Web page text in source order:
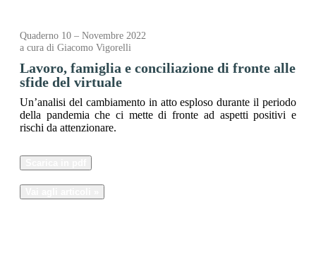
Quaderno 10 – Novembre 2022
a cura di Giacomo Vigorelli
Lavoro, famiglia e conciliazione di fronte alle
sfide del virtuale
Un’analisi del cambiamento in atto esploso durante il periodo
della pandemia che ci mette di fronte ad aspetti positivi e
rischi da attenzionare.